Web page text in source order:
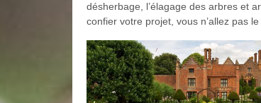
désherbage, l’élagage des arbres et
confier votre projet, vous n’allez pas le